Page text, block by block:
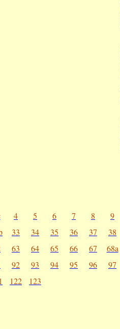
4 5 6 7 8 9
33 34 35 36 37 38
63 64 65 66 67 68a
92 93 94 95 96 97
122 123